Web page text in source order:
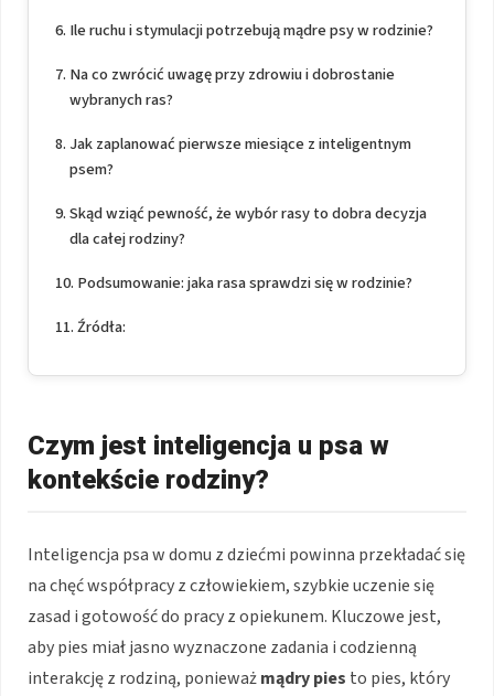
Ile ruchu i stymulacji potrzebują mądre psy w rodzinie?
Na co zwrócić uwagę przy zdrowiu i dobrostanie
wybranych ras?
Jak zaplanować pierwsze miesiące z inteligentnym
psem?
Skąd wziąć pewność, że wybór rasy to dobra decyzja
dla całej rodziny?
Podsumowanie: jaka rasa sprawdzi się w rodzinie?
Źródła:
Czym jest inteligencja u psa w
kontekście rodziny?
Inteligencja psa w domu z dziećmi powinna przekładać się
na chęć współpracy z człowiekiem, szybkie uczenie się
zasad i gotowość do pracy z opiekunem. Kluczowe jest,
aby pies miał jasno wyznaczone zadania i codzienną
interakcję z rodziną, ponieważmądry pies to pies, który